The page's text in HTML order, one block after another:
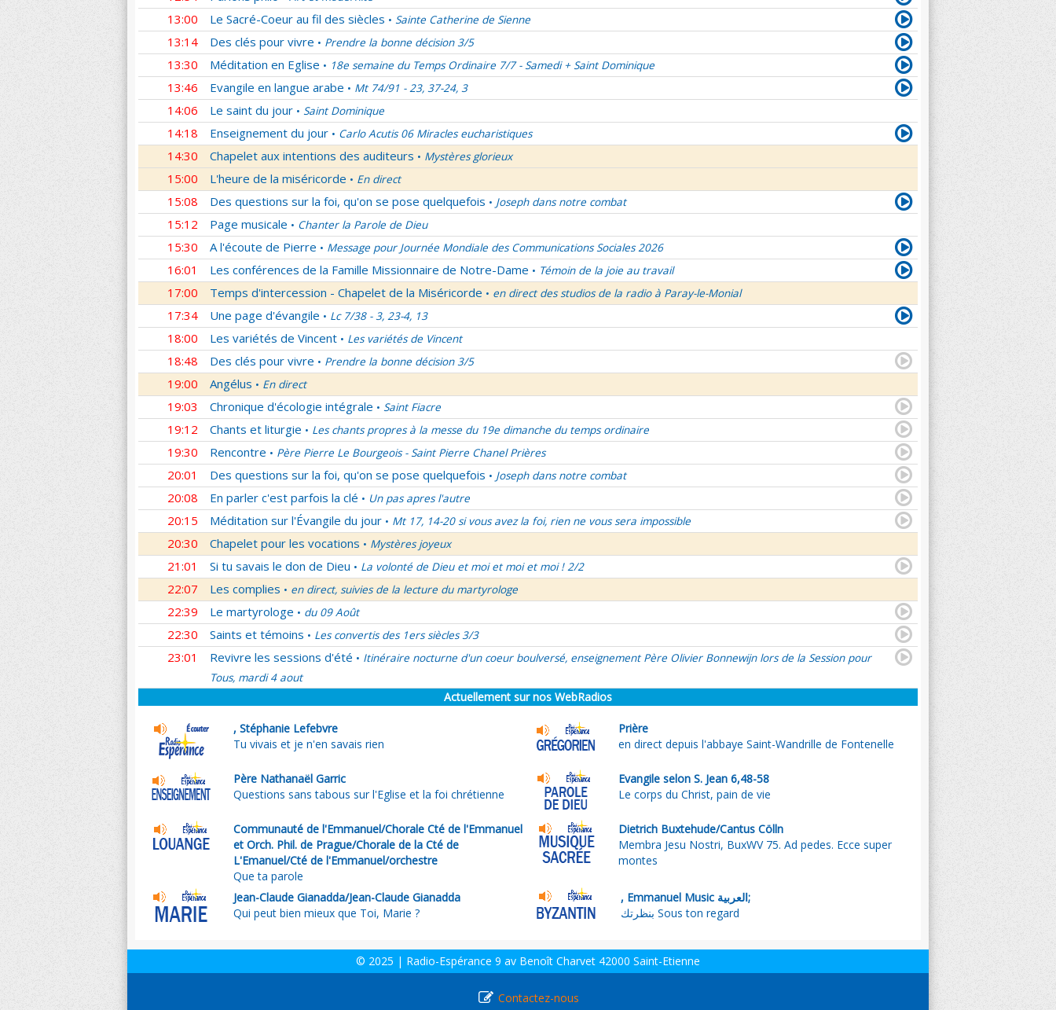
13:00 Le Sacré-Coeur au fil des siècles • Sainte Catherine de Sienne
13:14 Des clés pour vivre • Prendre la bonne décision 3/5
13:30 Méditation en Eglise • 18e semaine du Temps Ordinaire 7/7 - Samedi + Saint Dominique
13:46 Evangile en langue arabe • Mt 74/91 - 23, 37-24, 3
14:06 Le saint du jour • Saint Dominique
14:18 Enseignement du jour • Carlo Acutis 06 Miracles eucharistiques
14:30 Chapelet aux intentions des auditeurs • Mystères glorieux
15:00 L'heure de la miséricorde • En direct
15:08 Des questions sur la foi, qu'on se pose quelquefois • Joseph dans notre combat
15:12 Page musicale • Chanter la Parole de Dieu
15:30 A l'écoute de Pierre • Message pour Journée Mondiale des Communications Sociales 2026
16:01 Les conférences de la Famille Missionnaire de Notre-Dame • Témoin de la joie au travail
17:00 Temps d'intercession - Chapelet de la Miséricorde • en direct des studios de la radio à Paray-le-Monial
17:34 Une page d'évangile • Lc 7/38 - 3, 23-4, 13
18:00 Les variétés de Vincent • Les variétés de Vincent
18:48 Des clés pour vivre • Prendre la bonne décision 3/5
19:00 Angélus • En direct
19:03 Chronique d'écologie intégrale • Saint Fiacre
19:12 Chants et liturgie • Les chants propres à la messe du 19e dimanche du temps ordinaire
19:30 Rencontre • Père Pierre Le Bourgeois - Saint Pierre Chanel Prières
20:01 Des questions sur la foi, qu'on se pose quelquefois • Joseph dans notre combat
20:08 En parler c'est parfois la clé • Un pas apres l'autre
20:15 Méditation sur l'Évangile du jour • Mt 17, 14-20 si vous avez la foi, rien ne vous sera impossible
20:30 Chapelet pour les vocations • Mystères joyeux
21:01 Si tu savais le don de Dieu • La volonté de Dieu et moi et moi et moi ! 2/2
22:07 Les complies • en direct, suivies de la lecture du martyrologe
22:39 Le martyrologe • du 09 Août
22:30 Saints et témoins • Les convertis des 1ers siècles 3/3
23:01 Revivre les sessions d'été • Itinéraire nocturne d'un coeur boulversé, enseignement Père Olivier Bonnewijn lors de la Session pour
Tous, mardi 4 aout
Actuellement sur nos WebRadios
, Stéphanie Lefebvre
Tu vivais et je n'en savais rien
Prière
en direct depuis l'abbaye Saint-Wandrille de Fontenelle
Père Nathanaël Garric
Questions sans tabous sur l'Eglise et la foi chrétienne
Evangile selon S. Jean 6,48-58
Le corps du Christ, pain de vie
Communauté de l'Emmanuel/Chorale Cté de l'Emmanuel
et Orch. Phil. de Prague/Chorale de la Cté de
L'Emanuel/Cté de l'Emmanuel/orchestre
Que ta parole
Dietrich Buxtehude/Cantus Cölln
Membra Jesu Nostri, BuxWV 75. Ad pedes. Ecce super
montes
Jean-Claude Gianadda/Jean-Claude Gianadda
Qui peut bien mieux que Toi, Marie ?
, Emmanuel Music العربية;
بنظرتك Sous ton regard
© 2025 | Radio-Espérance 9 av Benoît Charvet 42000 Saint-Etienne
Contactez-nous